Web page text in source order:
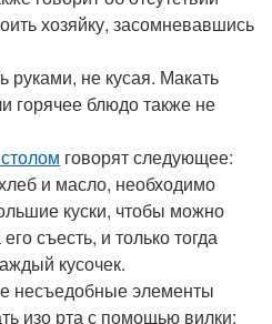
хозяйку, засомневавшись
не кусая. Макать
горячее блюдо также не
говорят следующее:
и масло, необходимо
куски, чтобы можно
съесть, и только тогда
кусочек.
несъедобные элементы
изо рта с помощью вилки: